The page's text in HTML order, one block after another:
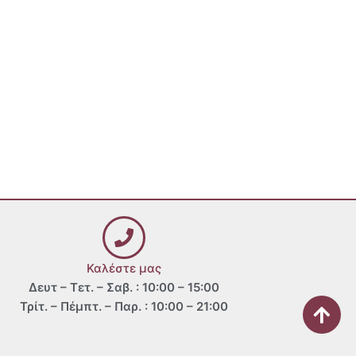
Καλέστε μας
Δευτ – Τετ. – Σαβ. : 10:00 – 15:00
Τρίτ. – Πέμπτ. – Παρ. : 10:00 – 21:00